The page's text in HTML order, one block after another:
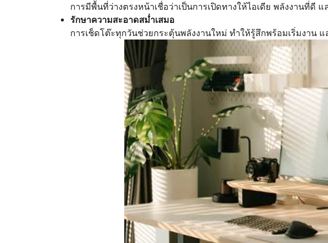
for:
การมีพื้นที่ว่างตรงหน้าเชื่อว่าเป็นการเปิดทางให้ไอเดีย พลังงานที่ดี
รักษาความสะอาดสม่ำเสมอ
การเช็ดโต๊ะทุกวันช่วยกระตุ้นพลังงานใหม่ ทำให้รู้สึกพร้อมเริ่มงาน